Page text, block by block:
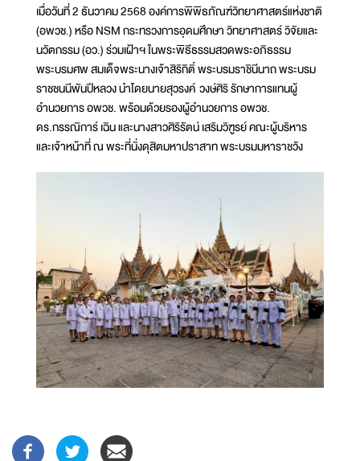
เมื่อวันที่ 2 ธันวาคม 2568 องค์การพิพิธภัณฑ์วิทยาศาสตร์แห่งชาติ
(อพวช.) หรือ NSM กระทรวงการอุดมศึกษา วิทยาศาสตร์ วิจัยและ
นวัตกรรม (อว.) ร่วมเฝ้าฯ ในพระพิธีธรรมสวดพระอภิธรรม
พระบรมศพ สมเด็จพระนางเจ้าสิริกิติ์ พระบรมราชินีนาถ พระบรม
ราชชนนีพันปีหลวง นำโดยนายสุวรงค์ วงษ์ศิริ รักษาการแทนผู้
อำนวยการ อพวช. พร้อมด้วยรองผู้อำนวยการ อพวช.
ดร.กรรณิการ์ เฉิน และนางสาวศิริรัตน์ เสริมวิฑูรย์ คณะผู้บริหาร
และเจ้าหน้าที่ ณ พระที่นั่งดุสิตมหาปราสาท พระบรมมหาราชวัง